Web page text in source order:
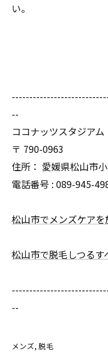
い。
--
ココナッツスタジアム
〒 790-0963
住所： 愛媛県松山市
電話番号 : 089-945-
松山市でメンズケアを
松山市で脱毛しつるす
--
メンズ 脱毛